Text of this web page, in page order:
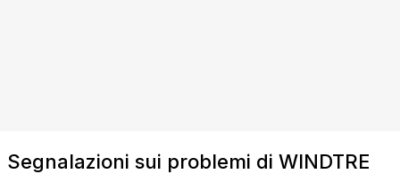
Segnalazioni sui problemi di WINDTRE